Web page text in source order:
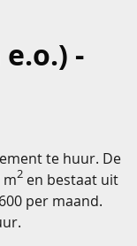
-
te huur. De
m2 en bestaat uit
per maand.